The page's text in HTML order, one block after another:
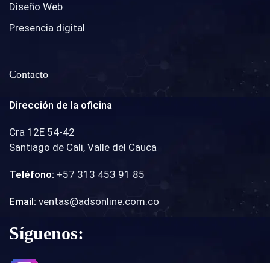
Diseño Web
Presencia digital
Contacto
Dirección de la oficina
Cra 12E 54-42
Santiago de Cali, Valle del Cauca
Teléfono: +57 313 453 91 85
Email: ventas@adsonline.com.co
Síguenos: